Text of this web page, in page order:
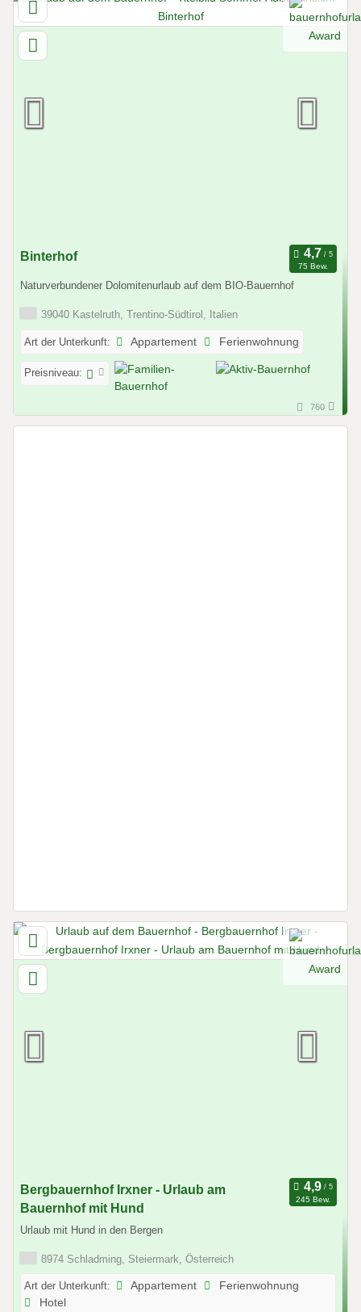
Binterhof
75 Bew.
Naturverbundener Dolomitenurlaub auf dem BIO-Bauernhof
39040 Kastelruth, Trentino-Südtirol, Italien
Art der Unterkunft: Appartement Ferienwohnung
Preisniveau:
760
Bergbauernhof Irxner - Urlaub am
Bauernhof mit Hund
245 Bew.
Urlaub mit Hund in den Bergen
8974 Schladming, Steiermark, Österreich
Art der Unterkunft: Appartement
Ferienwohnung
Hotel